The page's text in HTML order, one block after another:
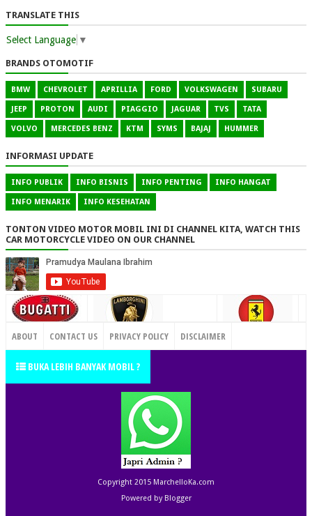
TRANSLATE THIS
Select Language ▼
BRANDS OTOMOTIF
BMW CHEVROLET APRILLIA FORD VOLKSWAGEN SUBARU
JEEP PROTON AUDI PIAGGIO JAGUAR TVS TATA
VOLVO MERCEDES BENZ KTM SYMS BAJAJ HUMMER
INFORMASI UPDATE
INFO PUBLIK INFO BISNIS INFO PENTING INFO HANGAT
INFO MENARIK INFO KESEHATAN
TONTON VIDEO MOTOR MOBIL INI DI CHANNEL KITA, WATCH THIS
CAR MOTORCYCLE VIDEO ON OUR CHANNEL
CONTACT US
ABOUT CONTACT US PRIVACY POLICY DISCLAIMER
TERMS OF SERVICE SITEMAP
BUKA LEBIH BANYAK MOBIL ?
Copyright 2015 MarchelloKa.com
Powered by Blogger